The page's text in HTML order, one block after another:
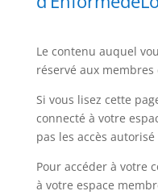
Le contenu auquel
réservé aux membres
Si vous lisez cette
connecté à votre
pas les accès
Pour accéder à votre
à votre espace